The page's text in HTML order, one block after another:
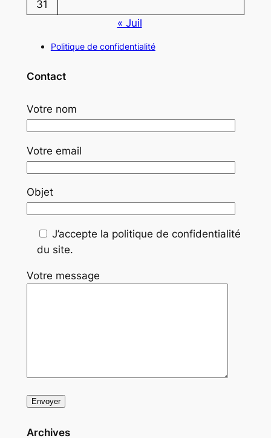
31
« Juil
Politique de confidentialité
Contact
Votre nom
Votre email
Objet
J’accepte la politique de confidentialité
du site.
Votre message
Archives